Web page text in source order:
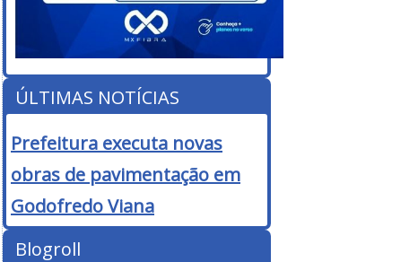
ÚLTIMAS NOTÍCIAS
Prefeitura executa novas
obras de pavimentação em
Godofredo Viana
Blogroll